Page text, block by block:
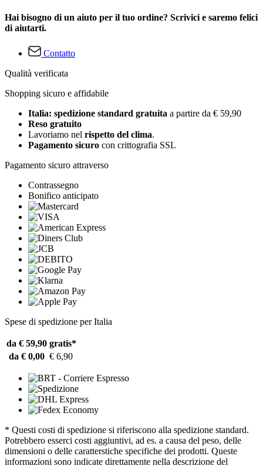
Hai bisogno di un aiuto per il tuo ordine? Scrivici e saremo felici
di aiutarti.
Contatto
Qualità verificata
Shopping sicuro e affidabile
Italia: spedizione standard gratuita a partire da € 59,90
Reso gratuito
Lavoriamo nel rispetto del clima.
Pagamento sicuro con crittografia SSL
Pagamento sicuro attraverso
Contrassegno
Bonifico anticipato
Spese di spedizione per Italia
da € 59,90 gratis*
da € 0,00 € 6,90
* Questi costi di spedizione si riferiscono alla spedizione standard.
Potrebbero esserci costi aggiuntivi, ad es. a causa del peso, delle
dimensioni o delle caratterstiche specifiche dei prodotti. Queste
informazioni sono indicate direttamente nella descrizione del